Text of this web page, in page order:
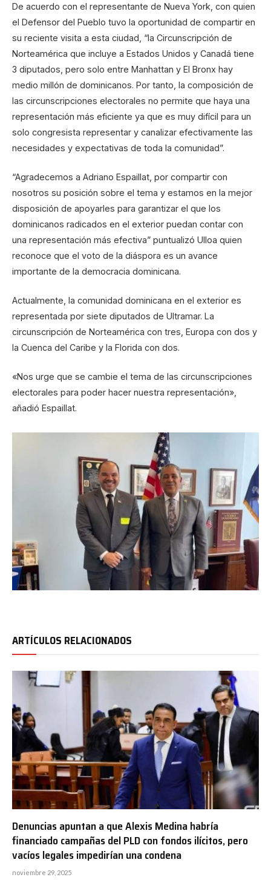
De acuerdo con el representante de Nueva York, con quien
el Defensor del Pueblo tuvo la oportunidad de compartir en
su reciente visita a esta ciudad, “la Circunscripción de
Norteamérica que incluye a Estados Unidos y Canadá tiene
3 diputados, pero solo entre Manhattan y El Bronx hay
medio millón de dominicanos. Por tanto, la composición de
las circunscripciones electorales no permite que haya una
representación más eficiente ya que es muy difícil para un
solo congresista representar y canalizar efectivamente las
necesidades y expectativas de toda la comunidad”.
“Agradecemos a Adriano Espaillat, por compartir con
nosotros su posición sobre el tema y estamos en la mejor
disposición de apoyarles para garantizar el que los
dominicanos radicados en el exterior puedan contar con
una representación más efectiva” puntualizó Ulloa quien
reconoce que el voto de la diáspora es un avance
importante de la democracia dominicana.
Actualmente, la comunidad dominicana en el exterior es
representada por siete diputados de Ultramar. La
circunscripción de Norteamérica con tres, Europa con dos y
la Cuenca del Caribe y la Florida con dos.
«Nos urge que se cambie el tema de las circunscripciones
electorales para poder hacer nuestra representación»,
añadió Espaillat.
ARTÍCULOS RELACIONADOS
Denuncias apuntan a que Alexis Medina habría
financiado campañas del PLD con fondos ilícitos, pero
vacíos legales impedirían una condena
noviembre 29, 2025